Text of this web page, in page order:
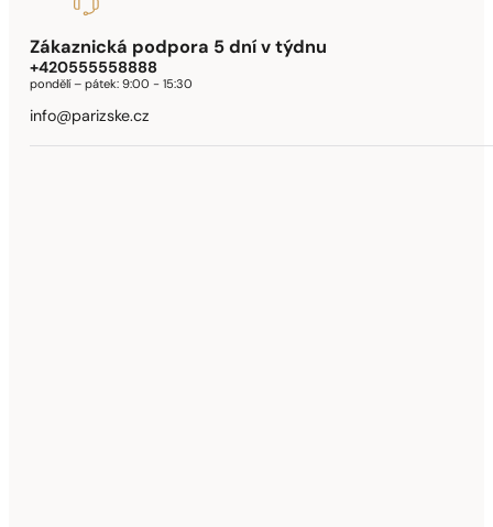
Zákaznická podpora 5 dní v týdnu
+420555558888
pondělí – pátek:9:00 - 15:30
info@parizske.cz